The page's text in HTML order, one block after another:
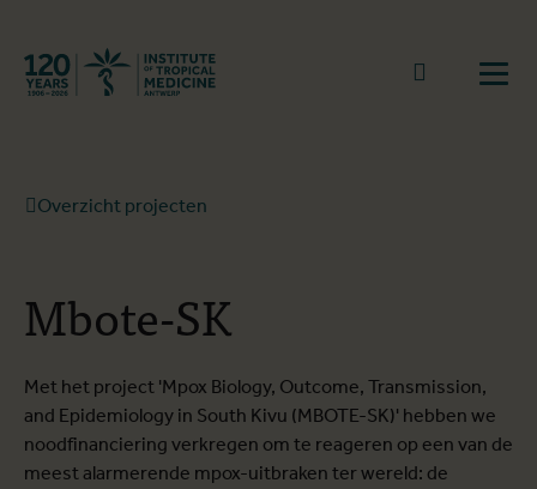
Terug naar start
Naar
Overzicht projecten
Mbote-SK
Met het project 'Mpox Biology, Outcome, Transmission,
and Epidemiology in South Kivu (MBOTE-SK)' hebben we
noodfinanciering verkregen om te reageren op een van de
meest alarmerende mpox-uitbraken ter wereld: de